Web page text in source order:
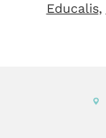
Educalis,